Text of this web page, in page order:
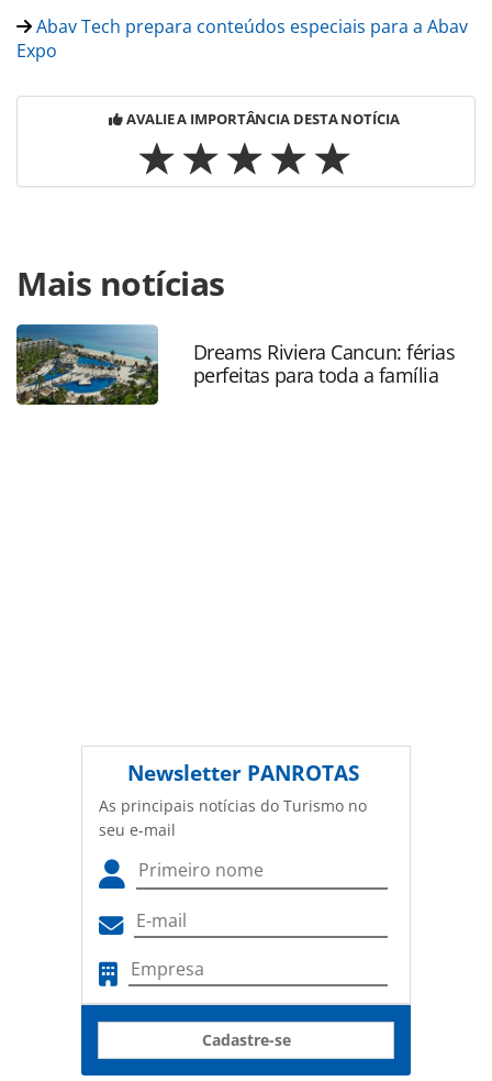
Abav Tech prepara conteúdos especiais para a Abav
Expo
AVALIE A IMPORTÂNCIA DESTA NOTÍCIA
https://www.panrotas.com.br/abav-expo-
2019/gente/2019/09/confira-mais-fotos-da-abav-expo-
2019_167980.html ou as ferramentas oferecidas na página.
Todo o conteúdo produzido pela PANROTAS Editora é
protegido pela legislação brasileira sobre direito autoral.
Não reproduza o conteúdo sem autorização da PANROTAS
Mais notícias
Dreams Riviera Cancun: férias
perfeitas para toda a família
Newsletter PANROTAS
As principais notícias do Turismo no
seu e-mail
Cadastre-se